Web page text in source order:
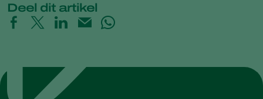
Deel dit artikel